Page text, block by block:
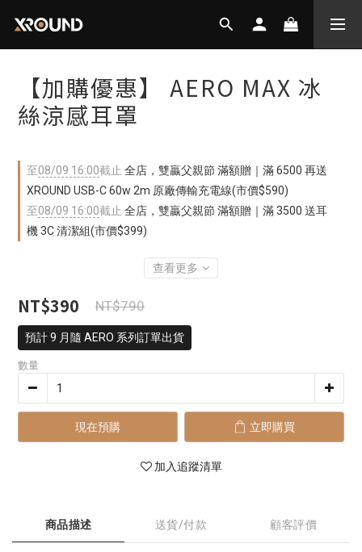
【加購優惠】 AERO MAX 冰
絲涼感耳罩
至08/09 16:00截止 全店，雙贏父親節 滿額贈｜滿 6500 再送
XROUND USB-C 60w 2m 原廠傳輸充電線(市價$590)
至08/09 16:00截止 全店，雙贏父親節 滿額贈｜滿 3500 送耳
機 3C 清潔組(市價$399)
查看更多
NT$390 NT$790
預計 9 月隨 AERO 系列訂單出貨
數量
現在預購 立即購買
加入追蹤清單
商品描述 送貨/付款 顧客評價